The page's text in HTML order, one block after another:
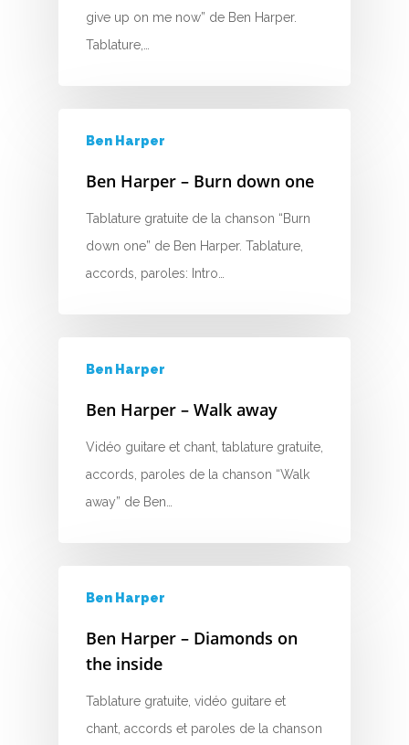
give up on me now” de Ben Harper.
Tablature,…
Ben Harper
Ben Harper – Burn down one
Tablature gratuite de la chanson “Burn
down one” de Ben Harper. Tablature,
accords, paroles: Intro…
Ben Harper
Ben Harper – Walk away
Vidéo guitare et chant, tablature gratuite,
accords, paroles de la chanson “Walk
away” de Ben…
Ben Harper
Ben Harper – Diamonds on
the inside
Tablature gratuite, vidéo guitare et
chant, accords et paroles de la chanson
B
D
F
G
I
M
Q
S